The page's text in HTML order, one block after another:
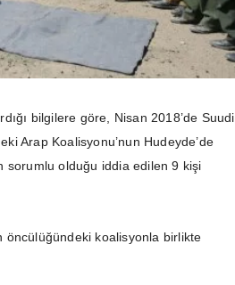
bilgilere göre, Nisan 2018’de Suudi
Arap Koalisyonu’nun Hudeyde’de
sorumlu olduğu iddia edilen 9 kişi
öncülüğündeki koalisyonla birlikte